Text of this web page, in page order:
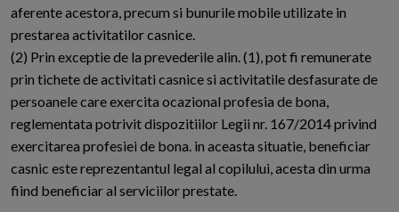
aferente acestora, precum si bunurile mobile utilizate in
prestarea activitatilor casnice.
(2) Prin exceptie de la prevederile alin. (1), pot fi remunerate
prin tichete de activitati casnice si activitatile desfasurate de
persoanele care exercita ocazional profesia de bona,
reglementata potrivit dispozitiilor Legii nr. 167/2014 privind
exercitarea profesiei de bona. in aceasta situatie, beneficiar
casnic este reprezentantul legal al copilului, acesta din urma
fiind beneficiar al serviciilor prestate.